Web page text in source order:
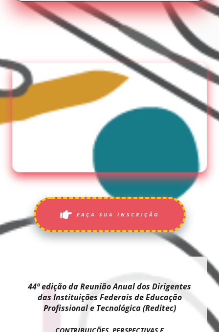
FAÇA SUA INSCRIÇÃO
44ª edição da Reunião Anual dos Dirigentes
das Instituições Federais de Educação
Profissional e Tecnológica (Reditec)